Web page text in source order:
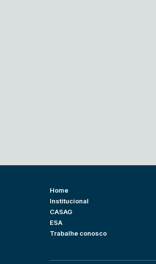
Home
Institucional
CASAG
ESA
Trabalhe conosco